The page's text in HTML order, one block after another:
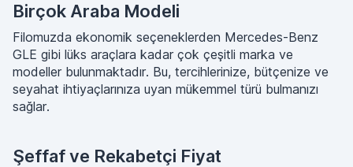
Birçok Araba Modeli
Filomuzda ekonomik seçeneklerden Mercedes-Benz
GLE gibi lüks araçlara kadar çok çeşitli marka ve
modeller bulunmaktadır. Bu, tercihlerinize, bütçenize ve
seyahat ihtiyaçlarınıza uyan mükemmel türü bulmanızı
sağlar.
Şeffaf ve Rekabetçi Fiyat